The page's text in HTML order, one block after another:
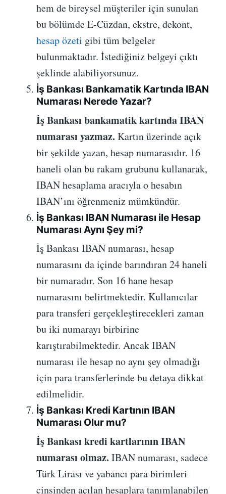
hem de bireysel müşteriler için sunulan
bu bölümde E-Cüzdan, ekstre, dekont,
hesap özeti gibi tüm belgeler
bulunmaktadır. İstediğiniz belgeyi çıktı
şeklinde alabiliyorsunuz.
İş Bankası Bankamatik Kartında IBAN
Numarası Nerede Yazar?
İş Bankası bankamatik kartında IBAN
numarası yazmaz. Kartın üzerinde açık
bir şekilde yazan, hesap numarasıdır. 16
haneli olan bu rakam grubunu kullanarak,
IBAN hesaplama aracıyla o hesabın
IBAN’ını öğrenmeniz mümkündür.
İş Bankası IBAN Numarası ile Hesap
Numarası Aynı Şey mi?
İş Bankası IBAN numarası, hesap
numarasını da içinde barındıran 24 haneli
bir numaradır. Son 16 hane hesap
numarasını belirtmektedir. Kullanıcılar
para transferi gerçekleştirecekleri zaman
bu iki numarayı birbirine
karıştırabilmektedir. Ancak IBAN
numarası ile hesap no aynı şey olmadığı
için para transferlerinde bu detaya dikkat
edilmelidir.
İş Bankası Kredi Kartının IBAN
Numarası Olur mu?
İş Bankası kredi kartlarının IBAN
numarası olmaz. IBAN numarası, sadece
Türk Lirası ve yabancı para birimleri
cinsinden açılan hesaplara tanımlanabilen